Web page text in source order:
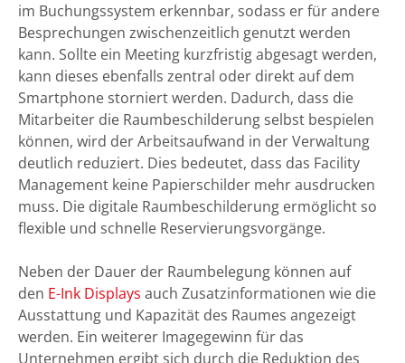
im Buchungssystem erkennbar, sodass er für andere
Besprechungen zwischenzeitlich genutzt werden
kann. Sollte ein Meeting kurzfristig abgesagt werden,
kann dieses ebenfalls zentral oder direkt auf dem
Smartphone storniert werden. Dadurch, dass die
Mitarbeiter die Raumbeschilderung selbst bespielen
können, wird der Arbeitsaufwand in der Verwaltung
deutlich reduziert. Dies bedeutet, dass das Facility
Management keine Papierschilder mehr ausdrucken
muss. Die digitale Raumbeschilderung ermöglicht so
flexible und schnelle Reservierungsvorgänge.
Neben der Dauer der Raumbelegung können auf
den E-Ink Displays auch Zusatzinformationen wie die
Ausstattung und Kapazität des Raumes angezeigt
werden. Ein weiterer Imagegewinn für das
Unternehmen ergibt sich durch die Reduktion des